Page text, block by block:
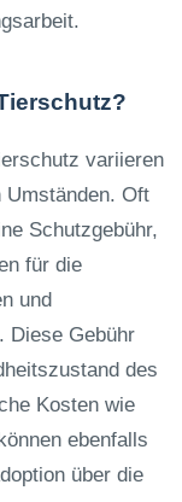
variieren
Umständen. Oft
Schutzgebühr,
für die
und
Diese Gebühr
des
Kosten wie
ebenfalls
über die